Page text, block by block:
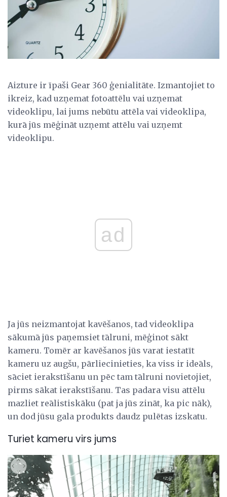
Aizture ir īpaši Gear 360 ģenialitāte. Izmantojiet to
ikreiz, kad uzņemat fotoattēlu vai uzņemat
videoklipu, lai jums nebūtu attēla vai videoklipa,
kurā jūs mēģināt uzņemt attēlu vai uzņemt
videoklipu.
ad
Ja jūs neizmantojat kavēšanos, tad videoklipa
sākumā jūs paņemsiet tālruni, mēģinot sākt
kameru. Tomēr ar kavēšanos jūs varat iestatīt
kameru uz augšu, pārliecinieties, ka viss ir ideāls,
sāciet ierakstīšanu un pēc tam tālruni novietojiet,
pirms sākat ierakstīšanu. Tas padara visu attēlu
mazliet reālistiskāku (pat ja jūs zināt, ka pic nāk),
un dod jūsu gala produkts daudz pulētas izskatu.
Turiet kameru virs jums